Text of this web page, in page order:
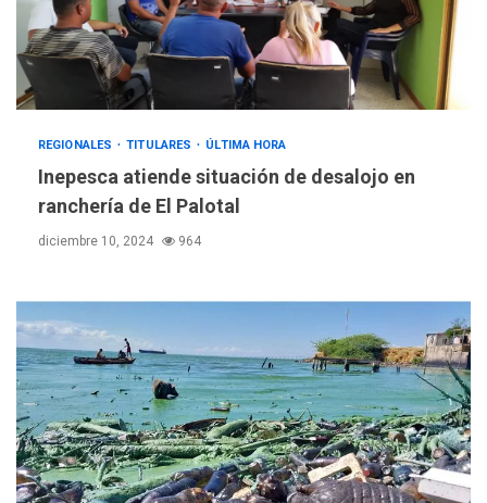
REGIONALES TITULARES ÚLTIMA HORA
Inepesca atiende situación de desalojo en
ranchería de El Palotal
diciembre 10, 2024 964